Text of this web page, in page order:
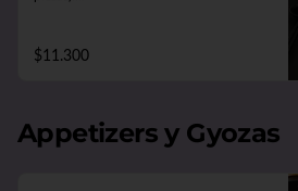
-Acompañado de 2 salsas (soya o teriyaki),
2 palitos, 1 wasabi, 1 jengibre.
$11.300
Appetizers y Gyozas